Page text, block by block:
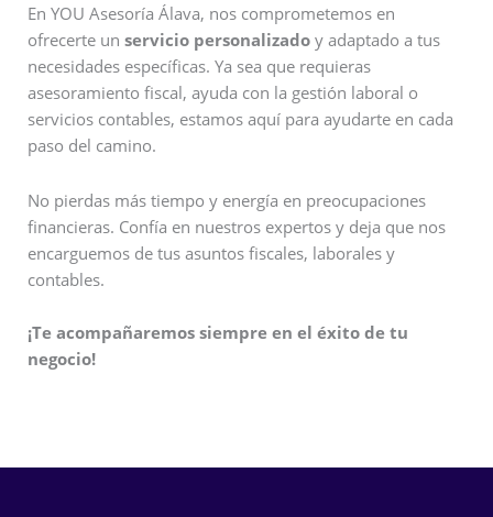
En YOU Asesoría Álava, nos comprometemos en
ofrecerte un servicio personalizado y adaptado a tus
necesidades específicas. Ya sea que requieras
asesoramiento fiscal, ayuda con la gestión laboral o
servicios contables, estamos aquí para ayudarte en cada
paso del camino.
No pierdas más tiempo y energía en preocupaciones
financieras. Confía en nuestros expertos y deja que nos
encarguemos de tus asuntos fiscales, laborales y
contables.
¡Te acompañaremos siempre en el éxito de tu
negocio!